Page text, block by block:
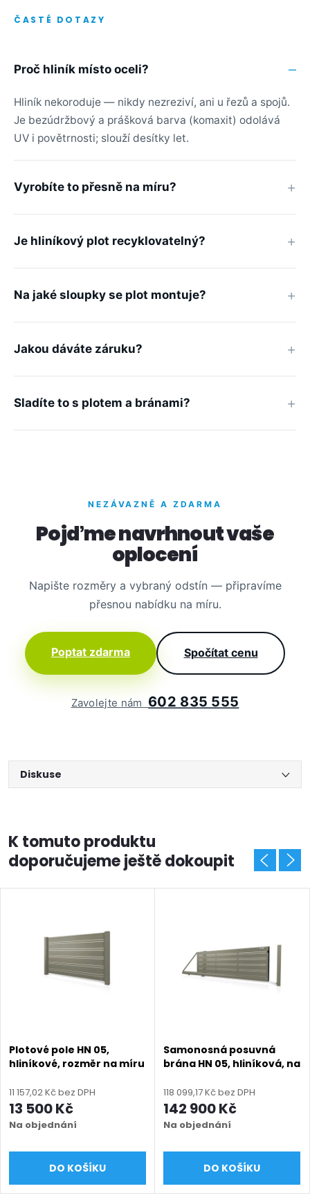
ČASTÉ DOTAZY
Proč hliník místo oceli?
Hliník nekoroduje — nikdy nezreziví, ani u řezů a spojů.
Je bezúdržbový a prášková barva (komaxit) odolává
UV i povětrnosti; slouží desítky let.
Vyrobíte to přesně na míru?
Je hliníkový plot recyklovatelný?
Na jaké sloupky se plot montuje?
Jakou dáváte záruku?
Sladíte to s plotem a bránami?
NEZÁVAZNĚ A ZDARMA
Pojďme navrhnout vaše
oplocení
Napište rozměry a vybraný odstín — připravíme
přesnou nabídku na míru.
Poptat zdarma Spočítat cenu
Zavolejte nám 602 835 555
Diskuse
K tomuto produktu
doporučujeme ještě dokoupit
Plotové pole HN 05,
hliníkové, rozměr na míru
výška 800 - 2000 mm),
šedá RAL 7030 matná
11 157,02 Kč bez DPH
13 500 Kč
Na objednání
DO KOŠÍKU
Samonosná posuvná
brána HN 05, hliníková, na
mm, výška 1000 - 2000
mm), šedá RAL 7030
matná
118 099,17 Kč bez DPH
142 900 Kč
Na objednání
DO KOŠÍKU